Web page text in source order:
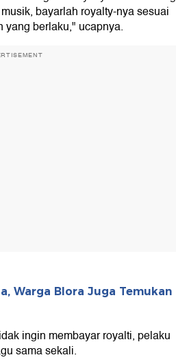
bayarlah royalty-nya sesuai
yang berlaku," ucapnya.
Warga Blora Juga Temukan
ingin membayar royalti, pelaku
sama sekali.